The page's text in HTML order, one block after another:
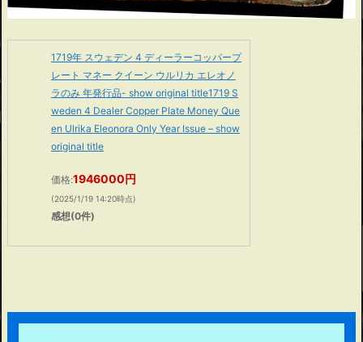
1719年 スウェデン 4 ディーラーコッパープ
レート マネー クイーン ウルリカ エレオノ
ラのみ 年発行品- show original title1719 S
weden 4 Dealer Copper Plate Money Que
en Ulrika Eleonora Only Year Issue – show
original title
価格:1946000円
(2025/1/19 14:20時点)
感想(0件)